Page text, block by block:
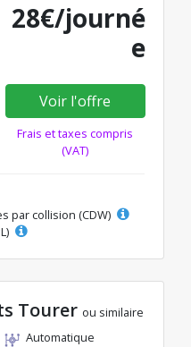
28€/journé
e
Voir l'offre
Frais et taxes compris
(VAT)
par collision (CDW)
Tourer ou similaire
Automatique